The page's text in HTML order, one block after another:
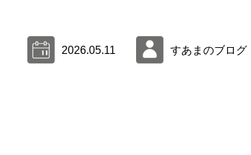
2026.05.11 すあまのブログ